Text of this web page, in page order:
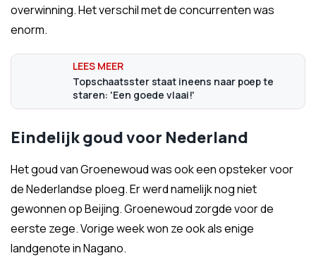
overwinning. Het verschil met de concurrenten was
enorm.
Topschaatsster staat ineens naar poep te
staren: 'Een goede vlaai!'
Eindelijk goud voor Nederland
Het goud van Groenewoud was ook een opsteker voor
de Nederlandse ploeg. Er werd namelijk nog niet
gewonnen op Beijing. Groenewoud zorgde voor de
eerste zege. Vorige week won ze ook als enige
landgenote in Nagano.